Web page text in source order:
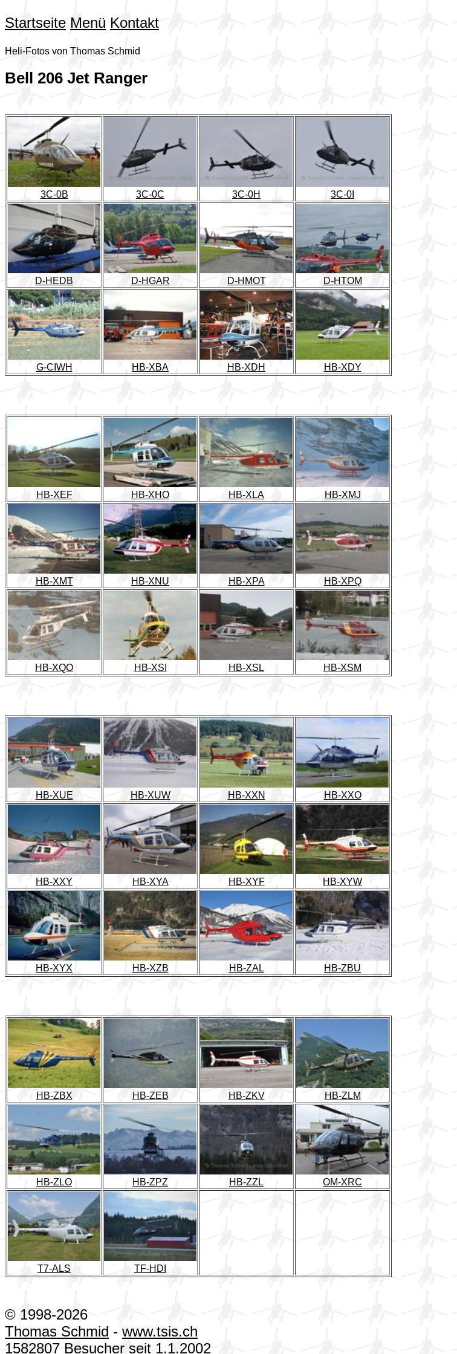
Startseite Menü Kontakt
Heli-Fotos von Thomas Schmid
Bell 206 Jet Ranger
3C-0B 3C-0C 3C-0H 3C-0I
D-HEDB D-HGAR D-HMOT D-HTOM
G-CIWH HB-XBA HB-XDH HB-XDY
HB-XEF HB-XHO HB-XLA HB-XMJ
HB-XMT HB-XNU HB-XPA HB-XPQ
HB-XQO HB-XSI HB-XSL HB-XSM
HB-XUE HB-XUW HB-XXN HB-XXO
HB-XXY HB-XYA HB-XYF HB-XYW
HB-XYX HB-XZB HB-ZAL HB-ZBU
HB-ZBX HB-ZEB HB-ZKV HB-ZLM
HB-ZLO HB-ZPZ HB-ZZL OM-XRC
T7-ALS TF-HDI
© 1998-2026
Thomas Schmid - www.tsis.ch
1582807 Besucher seit 1.1.2002